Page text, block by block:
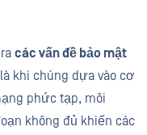
các vấn đề bảo mật
khi chúng dựa vào cơ
phức tạp, môi
không đủ khiến các